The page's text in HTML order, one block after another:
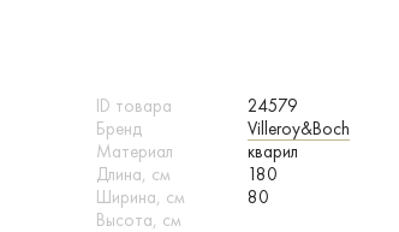
ID товара
24579
Бренд
Villeroy&Boch
Материал
кварил
Длина, см
180
Ширина, см
80
Высота, см